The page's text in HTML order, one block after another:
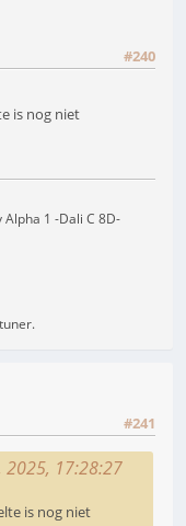
#240
is nog niet
1 -Dali C 8D-
#241
2025, 17:28:27
is nog niet